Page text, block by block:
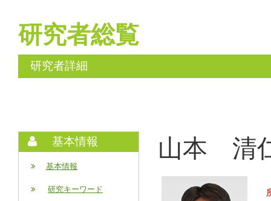
研究者総覧
研究者詳細
基本情報
基本情報
研究キーワード
山本 清